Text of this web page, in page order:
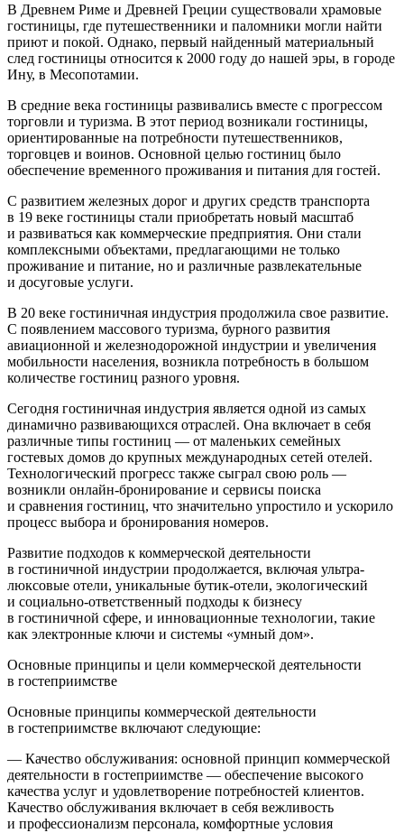
В Древнем Риме и Древней Греции существовали храмовые
гостиницы, где путешественники и паломники могли найти
приют и покой. Однако, первый найденный материальный
след гостиницы относится к 2000 году до нашей эры, в городе
Ину, в Месопотамии.
В средние века гостиницы развивались вместе с прогрессом
торговли и туризма. В этот период возникали гостиницы,
ориентированные на потребности путешественников,
торговцев и воинов. Основной целью гостиниц было
обеспечение временного проживания и питания для гостей.
С развитием железных дорог и других средств транспорта
в 19 веке гостиницы стали приобретать новый масштаб
и развиваться как коммерческие предприятия. Они стали
комплексными объектами, предлагающими не только
проживание и питание, но и различные развлекательные
и досуговые услуги.
В 20 веке гостиничная индустрия продолжила свое развитие.
С появлением массового туризма, бурного развития
авиационной и железнодорожной индустрии и увеличения
мобильности населения, возникла потребность в большом
количестве гостиниц разного уровня.
Сегодня гостиничная индустрия является одной из самых
динамично развивающихся отраслей. Она включает в себя
различные типы гостиниц — от маленьких семейных
гостевых домов до крупных международных сетей отелей.
Технологический прогресс также сыграл свою роль —
возникли онлайн-бронирование и сервисы поиска
и сравнения гостиниц, что значительно упростило и ускорило
процесс выбора и бронирования номеров.
Развитие подходов к коммерческой деятельности
в гостиничной индустрии продолжается, включая ультра-
люксовые отели, уникальные бутик-отели, экологический
и социально-ответственный подходы к бизнесу
в гостиничной сфере, и инновационные технологии, такие
как электронные ключи и системы «умный дом».
Основные принципы и цели коммерческой деятельности
в гостеприимстве
Основные принципы коммерческой деятельности
в гостеприимстве включают следующие:
— Качество обслуживания: основной принцип коммерческой
деятельности в гостеприимстве — обеспечение высокого
качества услуг и удовлетворение потребностей клиентов.
Качество обслуживания включает в себя вежливость
и профессионализм персонала, комфортные условия